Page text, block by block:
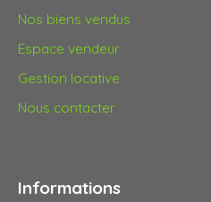
Nos biens vendus
Espace vendeur
Gestion locative
Nous contacter
Informations